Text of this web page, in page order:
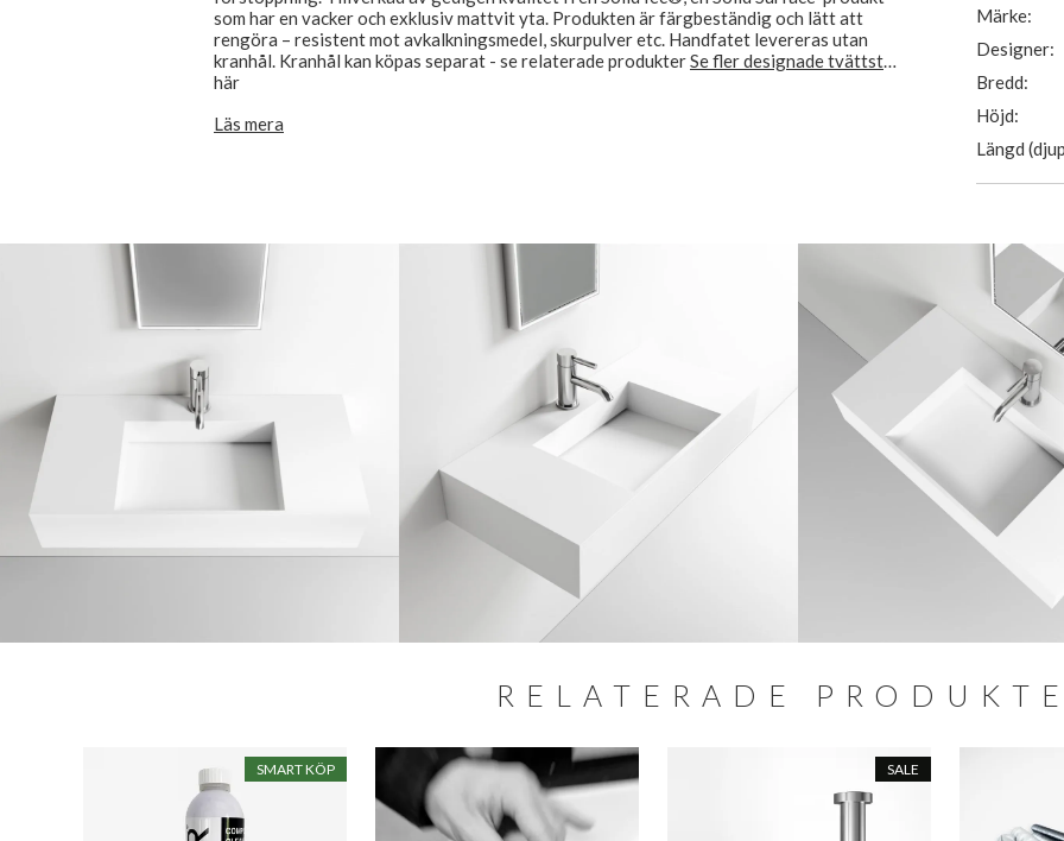
som har en vacker och exklusiv mattvit yta. Produkten är färgbeständig och lätt att
rengöra – resistent mot avkalkningsmedel, skurpulver etc. Handfatet levereras utan
kranhål. Kranhål kan köpas separat - se relaterade produkterSe fler designade tvättställ
här
Läs mera
Märke:
Designer:
Bredd:
Höjd:
Längd
RELATERADE
SMART KÖP SALE